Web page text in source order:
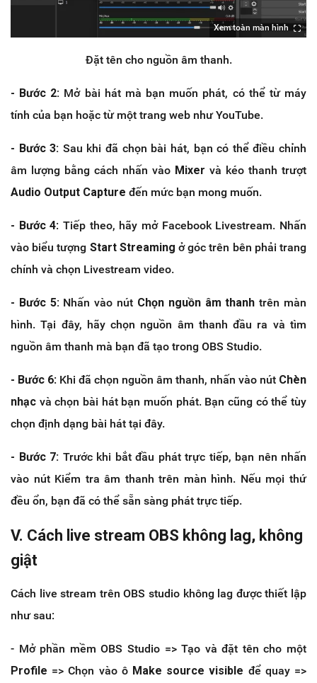
Xem toàn màn hình
Đặt tên cho nguồn âm thanh.
- Bước 2: Mở bài hát mà bạn muốn phát, có thể từ máy
tính của bạn hoặc từ một trang web như YouTube.
- Bước 3: Sau khi đã chọn bài hát, bạn có thể điều chỉnh
âm lượng bằng cách nhấn vào Mixer và kéo thanh trượt
Audio Output Capture đến mức bạn mong muốn.
- Bước 4: Tiếp theo, hãy mở Facebook Livestream. Nhấn
vào biểu tượng Start Streaming ở góc trên bên phải trang
chính và chọn Livestream video.
- Bước 5: Nhấn vào nút Chọn nguồn âm thanhtrên màn
hình. Tại đây, hãy chọn nguồn âm thanh đầu ra và tìm
nguồn âm thanh mà bạn đã tạo trong OBS Studio.
- Bước 6: Khi đã chọn nguồn âm thanh, nhấn vào nút Chèn
nhạc và chọn bài hát bạn muốn phát. Bạn cũng có thể tùy
chọn định dạng bài hát tại đây.
- Bước 7: Trước khi bắt đầu phát trực tiếp, bạn nên nhấn
vào nút Kiểm tra âm thanh trên màn hình. Nếu mọi thứ
đều ổn, bạn đã có thể sẵn sàng phát trực tiếp.
V. Cách live stream OBS không lag, không
giật
Cách live stream trên OBS studio không lag được thiết lập
như sau:
- Mở phần mềm OBS Studio => Tạo và đặt tên cho một
Profile => Chọn vào ô Make source visible để quay =>